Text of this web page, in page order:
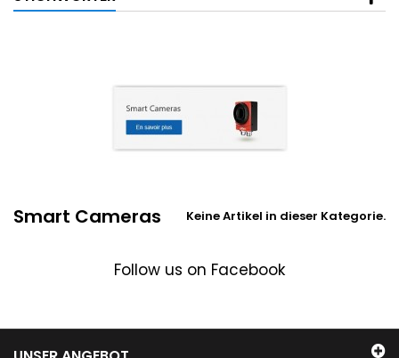
Smart Cameras Keine Artikel in dieser Kategorie.
Follow us on Facebook